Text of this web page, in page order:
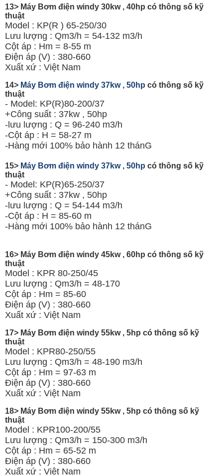
13> Máy Bơm điện windy 30kw , 40hp có thông số kỹ
thuật
Model : KP(R ) 65-250/30
Lưu lượng : Qm3/h = 54-132 m3/h
Cột áp : Hm = 8-55 m
Điện áp (V) : 380-660
Xuất xứ : Việt Nam
14> Máy Bơm điện windy 37kw , 50hp có thông số kỹ
thuật
- Model: KP(R)80-200/37
+Công suất : 37kw , 50hp
-lưu lượng : Q = 96-240 m3/h
-Cột áp : H = 58-27 m
-Hàng mới 100% bảo hành 12 thánG
15> Máy Bơm điện windy 37kw , 50hp có thông số kỹ
thuật
- Model: KP(R)65-250/37
+Công suất : 37kw , 50hp
-lưu lượng : Q = 54-144 m3/h
-Cột áp : H = 85-60 m
-Hàng mới 100% bảo hành 12 thánG
16> Máy Bơm điện windy 45kw , 60hp có thông số kỹ
thuật
Model : KPR 80-250/45
Lưu lượng : Qm3/h = 48-170
Cột áp : Hm = 85-60
Điện áp (V) : 380-660
Xuất xứ : Việt Nam
17> Máy Bơm điện windy 55kw , 5hp có thông số kỹ
thuật
Model : KPR80-250/55
Lưu lượng : Qm3/h = 48-190 m3/h
Cột áp : Hm = 97-63 m
Điện áp (V) : 380-660
Xuất xứ : Việt Nam
18> Máy Bơm điện windy 55kw , 5hp có thông số kỹ
thuật
Model : KPR100-200/55
Lưu lượng : Qm3/h = 150-300 m3/h
Cột áp : Hm = 65-52 m
Điện áp (V) : 380-660
Xuất xứ : Việt Nam